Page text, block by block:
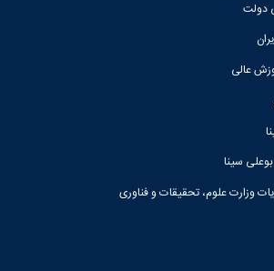
دولت
عالی
سینا
وزارت علوم، تحقیقات و فناوری